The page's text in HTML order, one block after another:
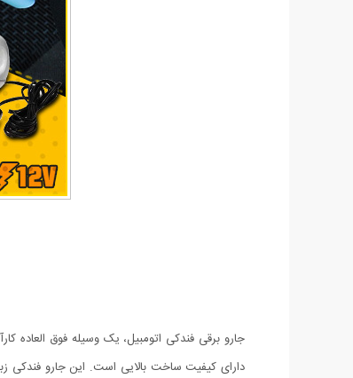
جارو برقی فندکی اتومبیل، یک وسیله فوق العاده
دارای کیفیت ساخت بالایی است. این جارو فندکی